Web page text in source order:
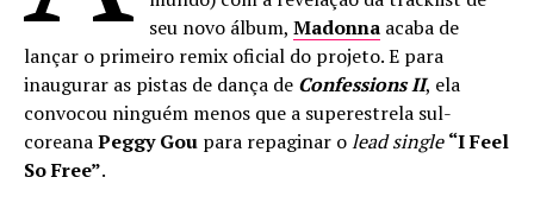
seu novo álbum,Madonna acaba de
lançar o primeiro remix oficial do projeto. E para
inaugurar as pistas de dança de Confessions II, ela
convocou ninguém menos que a superestrela sul-
coreanaPeggy Gou para repaginar olead single “I Feel
So Free”.